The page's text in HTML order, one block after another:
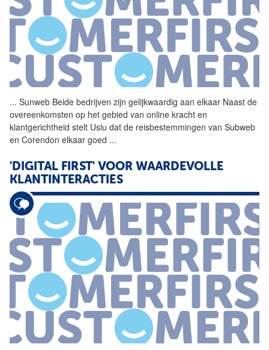
... Sunweb Beide bedrijven zijn gelijkwaardig aan elkaar Naast de
overeenkomsten op het gebied van online kracht en
klantgerichtheid stelt Uslu dat de reisbestemmingen van Subweb
en Corendon elkaar goed ...
'DIGITAL FIRST' VOOR WAARDEVOLLE
KLANTINTERACTIES